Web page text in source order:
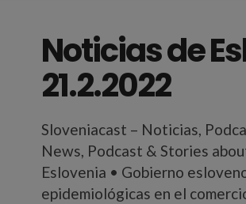
Noticias de
21.2.2022
Sloveniacast – Noticias,
News, Podcast & Stories
Eslovenia • Gobierno
epidemiológicas en el